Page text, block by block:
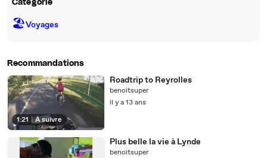
Catégorie
🏖Voyages
Recommandations
1:21 | À suivre
Roadtrip to Reyrolles
benoitsuper
il y a 13 ans
Plus belle la vie à Lynde
benoitsuper